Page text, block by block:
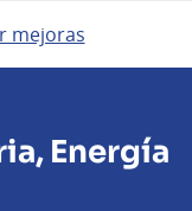
mejoras
Energía